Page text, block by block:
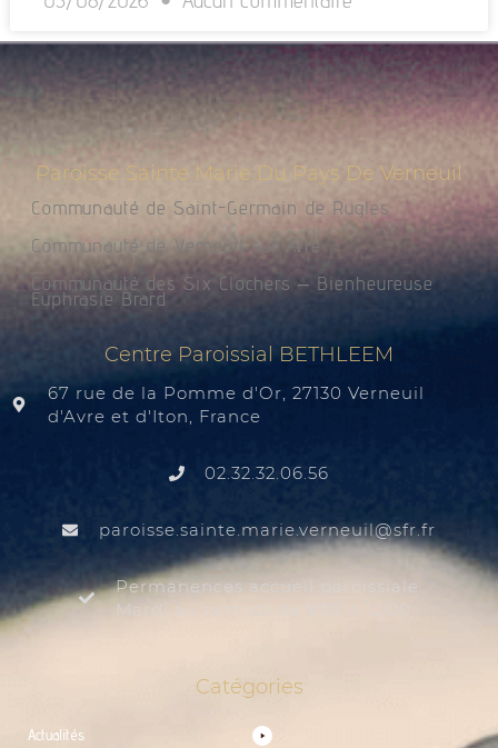
Paroisse Sainte Marie Du Pays De Verneuil
Communauté de Saint-Germain de Rugles
Communauté de Verneuil sur Avre
Communauté des Six Clochers – Bienheureuse
Euphrasie Brard
Centre Paroissial BETHLEEM
67 rue de la Pomme d'Or, 27130 Verneuil
d'Avre et d'Iton, France
02.32.32.06.56
rf.rfs
@liuenrev.eiram.etnias.essiorap
Permanences accueil paroissiale
Mardi au samedi de 9:30 à 12:00
Catégories
Actualités